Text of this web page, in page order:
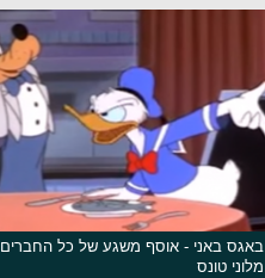
באגס באני - אוסף משגע של כל החברים
מלוני טונס